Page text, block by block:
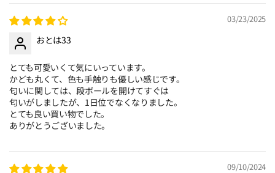
03/23/2025
おとは33
とても可愛いくて気にいっています。
かども丸くて、色も手触りも優しい感じです。
匂いに関しては、段ボールを開けてすぐは
匂いがしましたが、1日位でなくなりました。
とても良い買い物でした。
ありがとうございました。
09/10/2024